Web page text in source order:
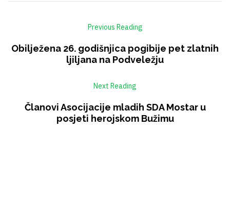
Previous Reading
Obilježena 26. godišnjica pogibije pet zlatnih
ljiljana na Podveležju
Next Reading
Članovi Asocijacije mladih SDA Mostar u
posjeti herojskom Bužimu